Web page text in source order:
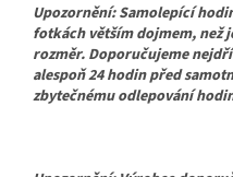
Upozornění: Samolepící
fotkách větším dojmem, než
rozměr. Doporučujeme
alespoň 24 hodin před
zbytečnému odlepování